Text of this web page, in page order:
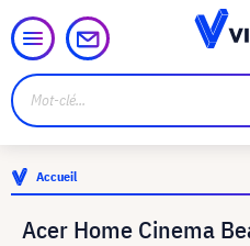
Accueil
Acer Home Cinema